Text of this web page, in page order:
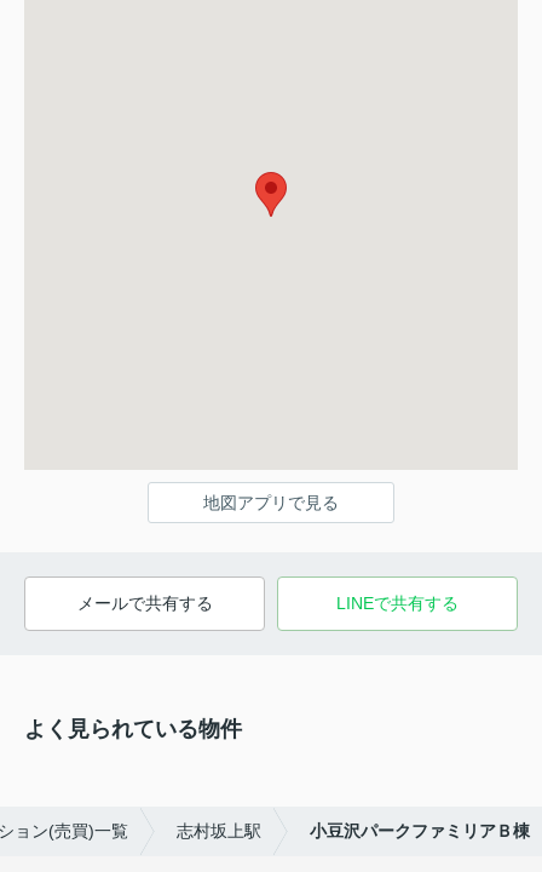
地図アプリで見る
メールで共有する LINEで共有する
よく見られている物件
ョン(売買)一覧 志村坂上駅 小豆沢パークファミリアＢ棟